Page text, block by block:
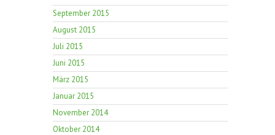
September 2015
August 2015
Juli 2015
Juni 2015
März 2015
Januar 2015
November 2014
Oktober 2014